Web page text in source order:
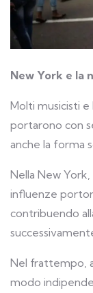
New York e la
Molti musicisti
portarono con
anche la forma
Nella New
influenze
contribuendo
Nel frattempo,
modo